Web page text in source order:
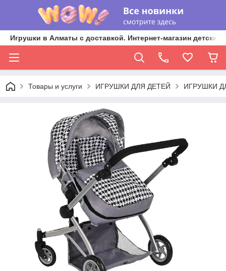
Игрушки в Алматы с доставкой. Интернет-магазин
Товары и услуги ИГРУШКИ ДЛЯ ДЕТЕЙ ИГРУШКИ